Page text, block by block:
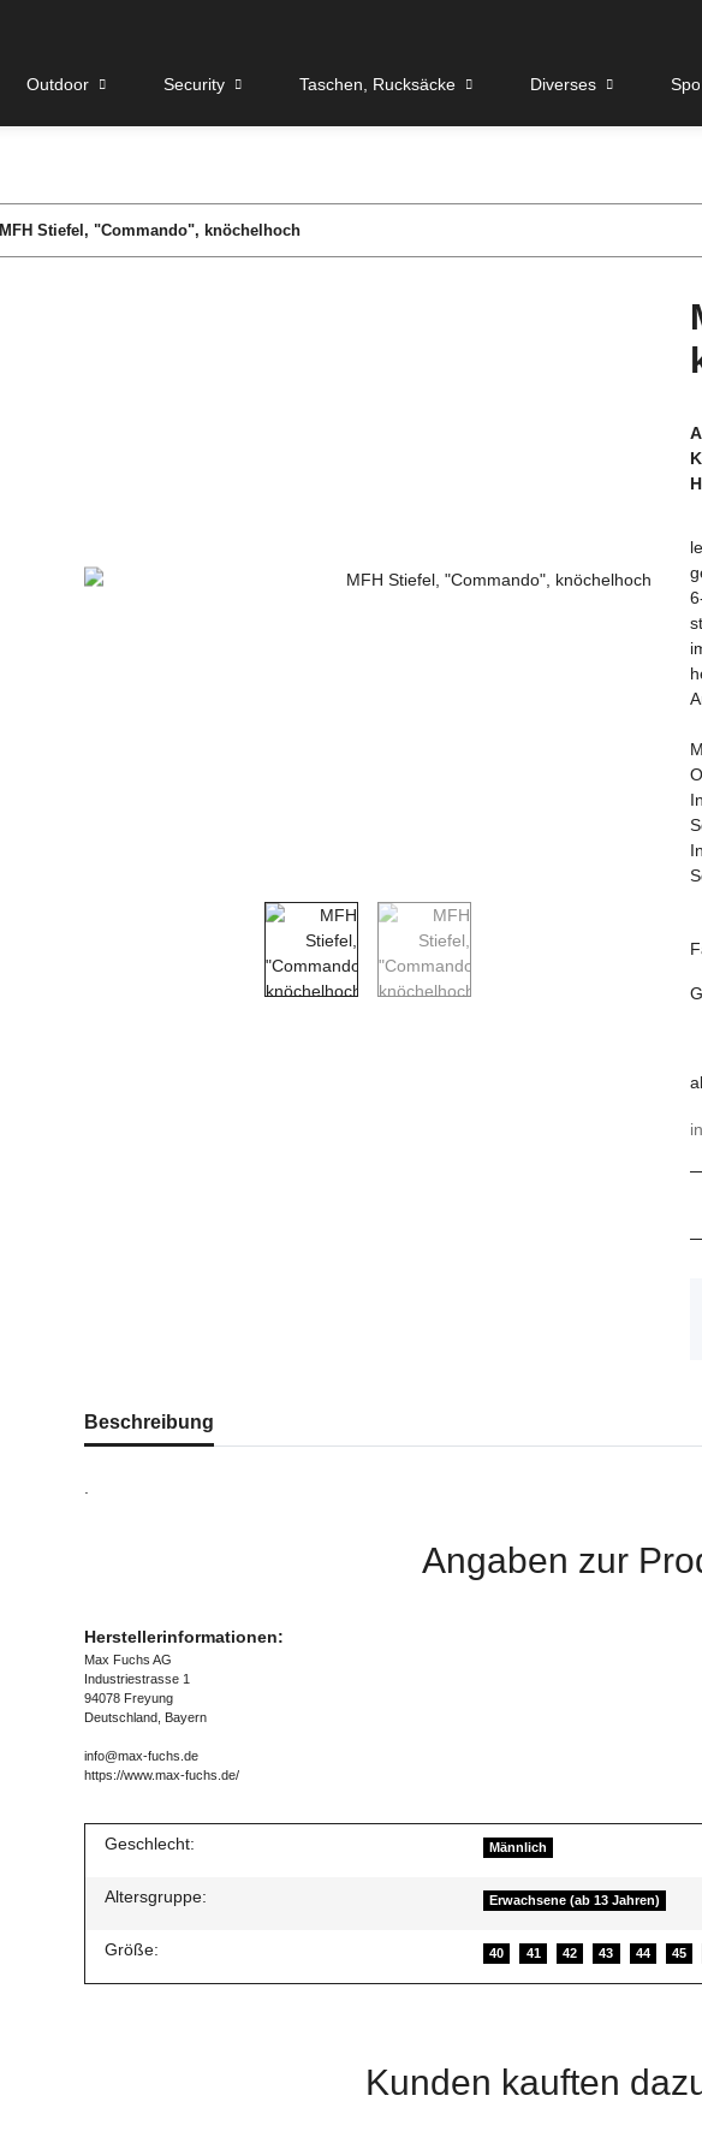
Outdoor Security Taschen, Rucksäcke Diverses
MFH Stiefel, "Commando", knöchelhoch
Beschreibung
Angaben zur
Herstellerinformationen:
Max Fuchs AG
Industriestrasse 1
94078 Freyung
Deutschland, Bayern
info@max-fuchs.de
https://www.max-fuchs.de/
Geschlecht: Männlich
Altersgruppe: Erwachsene (ab 13 Jahren)
Größe: 40 41 42 43 44 45
Kunden kauften